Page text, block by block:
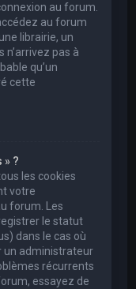
au forum.
au forum
librairie, un
n’arrivez pas à
qu’un
cette
» ?
les cookies
votre
forum. Les
le statut
dans le cas où
un administrateur
récurrents
essayez de